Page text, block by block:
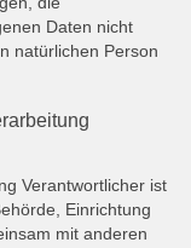
Daten nicht
natürlichen Person
Verantwortlicher ist
Einrichtung
mit anderen